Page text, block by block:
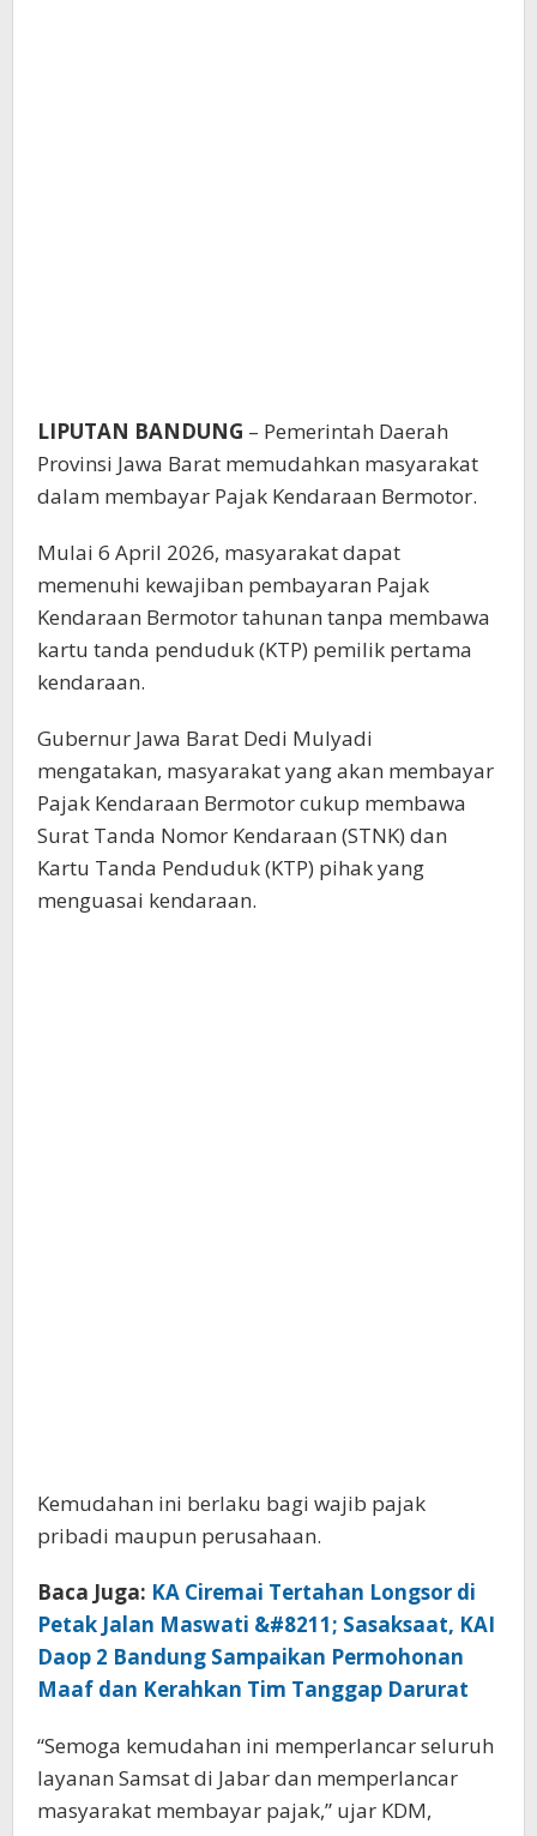
LIPUTAN BANDUNG – Pemerintah Daerah
Provinsi Jawa Barat memudahkan masyarakat
dalam membayar Pajak Kendaraan Bermotor.
Mulai 6 April 2026, masyarakat dapat
memenuhi kewajiban pembayaran Pajak
Kendaraan Bermotor tahunan tanpa membawa
kartu tanda penduduk (KTP) pemilik pertama
kendaraan.
Gubernur Jawa Barat Dedi Mulyadi
mengatakan, masyarakat yang akan membayar
Pajak Kendaraan Bermotor cukup membawa
Surat Tanda Nomor Kendaraan (STNK) dan
Kartu Tanda Penduduk (KTP) pihak yang
menguasai kendaraan.
Kemudahan ini berlaku bagi wajib pajak
pribadi maupun perusahaan.
Baca Juga: KA Ciremai Tertahan Longsor di
Petak Jalan Maswati &#8211; Sasaksaat, KAI
Daop 2 Bandung Sampaikan Permohonan
Maaf dan Kerahkan Tim Tanggap Darurat
“Semoga kemudahan ini memperlancar seluruh
layanan Samsat di Jabar dan memperlancar
masyarakat membayar pajak,” ujar KDM,